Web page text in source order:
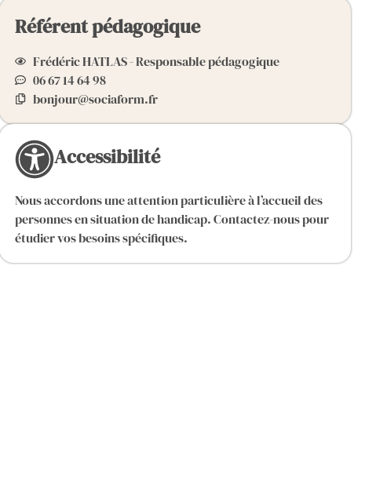
Référent pédagogique
Frédéric HATLAS - Responsable pédagogique
06 67 14 64 98
bonjour@sociaform.fr
Accessibilité
Nous accordons une attention particulière à l’accueil des
personnes en situation de handicap. Contactez-nous pour
étudier vos besoins spécifiques.